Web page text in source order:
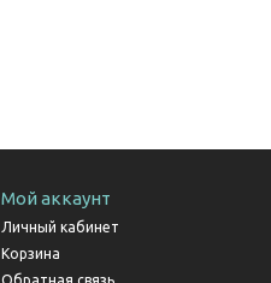
Мой аккаунт
Личный кабинет
Корзина